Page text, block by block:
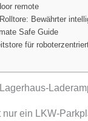
remote
Bewährter
Safe Guide
für
ein LKW-